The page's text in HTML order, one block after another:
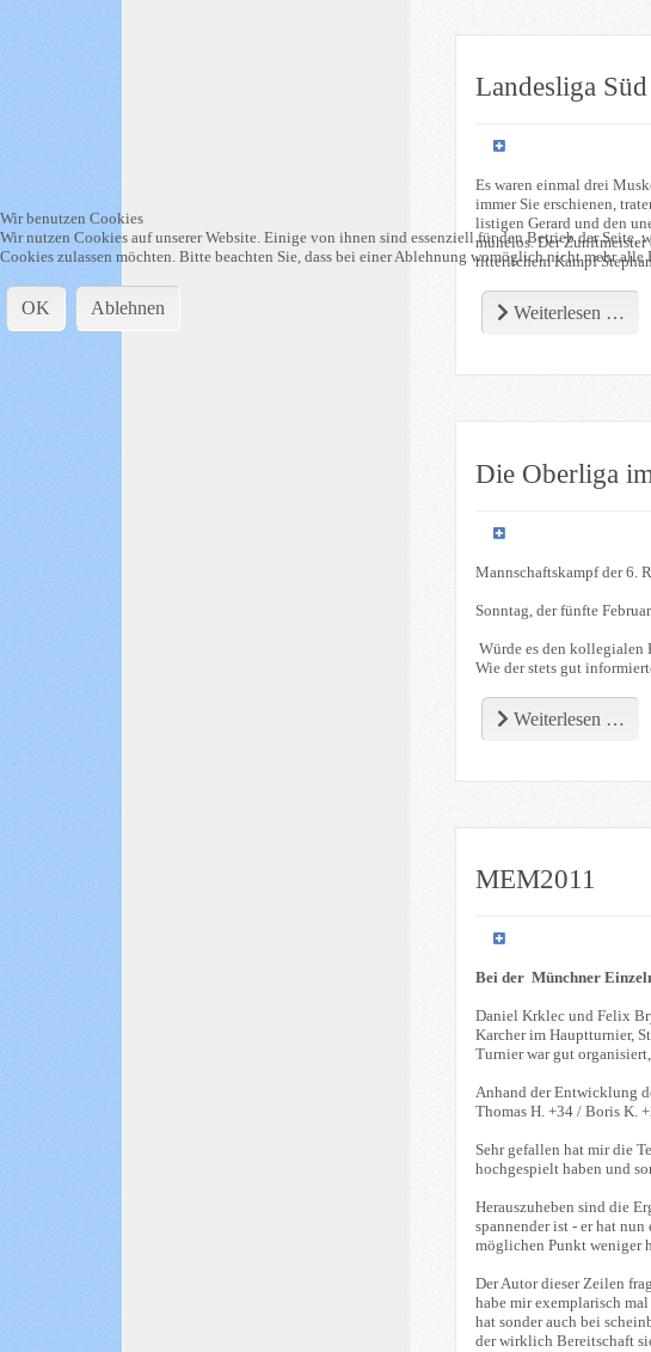
Landesliga Süd
Es waren einmal drei
immer Sie erschienen,
listigen Gerard und den
mühelos. Der
ritterlichem Kampf
Weiterlesen …
Die Oberliga
Mannschaftskampf der 6.
Sonntag, der fünfte
Würde es den kollegialen
Wie der stets gut
Weiterlesen …
MEM2011
Bei der Münchner
Daniel Krklec und Felix
Karcher im Hauptturnier,
Turnier war gut
Anhand der Entwicklung
Thomas H. +34 / Boris K.
Sehr gefallen hat mir die
hochgespielt haben und
Herauszuheben sind die
spannender ist - er hat
möglichen Punkt weniger
Der Autor dieser Zeilen
habe mir exemplarisch
hat sonder auch bei
der wirklich Bereitschaft
Wir benutzen Cookies
Wir nutzen Cookies auf unserer Website. Einige von ihnen sind essenziell für den Betrieb der
Cookies zulassen möchten. Bitte beachten Sie, dass bei einer Ablehnung womöglich nicht mehr
OK Ablehnen